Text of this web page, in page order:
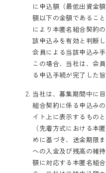
に申込額（最低出資金
額以下の金額であるこ
により本匿名組合契約
該申込みを有効と判断
会員による当該申込み
この場合、当社は、会
る申込手続が完了した
当社は、募集期間中に
組合契約に係る申込み
イト上に表示するもの
（先着方式における本
めに基づき、送金期限
への入金及び残高の維
額に対応する本匿名組